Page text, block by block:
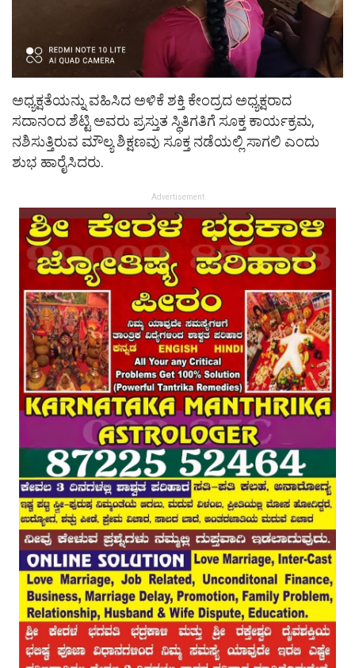
ಅಧ್ಯಕ್ಷತೆಯನ್ನು ವಹಿಸಿದ ಅಳಿಕೆ ಶಕ್ತಿ ಕೇಂದ್ರದ ಅಧ್ಯಕ್ಷರಾದ
ಸದಾನಂದ ಶೆಟ್ಟಿ ಅವರು ಪ್ರಸ್ತುತ ಸ್ಥಿತಿಗತಿಗೆ ಸೂಕ್ತ ಕಾರ್ಯಕ್ರಮ,
ನಶಿಸುತ್ತಿರುವ ಮೌಲ್ಯ ಶಿಕ್ಷಣವು ಸೂಕ್ತ ನಡೆಯಲ್ಲಿ ಸಾಗಲಿ ಎಂದು
ಶುಭ ಹಾರೈಸಿದರು.
Advertisement